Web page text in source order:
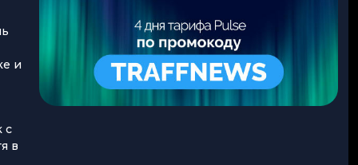
и
с
в